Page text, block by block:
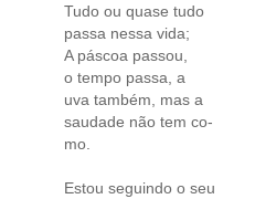
Tudo ou quase tudo
passa nessa vida;
A páscoa passou,
o tempo passa, a
uva também, mas a
saudade não tem co-
mo.
Estou seguindo o seu